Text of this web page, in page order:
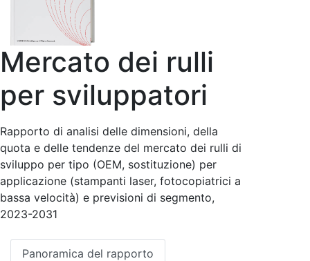
Mercato dei rulli
per sviluppatori
Rapporto di analisi delle dimensioni, della
quota e delle tendenze del mercato dei rulli di
sviluppo per tipo (OEM, sostituzione) per
applicazione (stampanti laser, fotocopiatrici a
bassa velocità) e previsioni di segmento,
2023-2031
Panoramica del rapporto